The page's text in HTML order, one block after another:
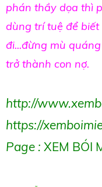
phán thầy dọa thì
dùng trí tuệ để
đi...đừng mù
trở thành con nợ.
http://
https://
Page : XEM BÓI